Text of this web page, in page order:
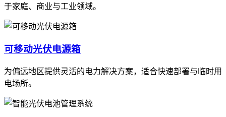
于家庭、商业与工业领域。
可移动光伏电源箱
为偏远地区提供灵活的电力解决方案，适合快速部署与临时用
电场所。